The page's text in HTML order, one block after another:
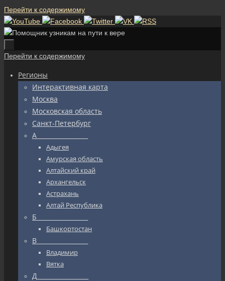
Перейти к содержимому
Перейти к содержимому
Регионы
Интерактивная карта
Москва
Московская область
Санкт-Петербург
А_________________
Адыгея
Амурская область
Алтайский край
Архангельск
Астрахань
Алтай Республика
Б_________________
Башкортостан
В_________________
Владимир
Вятка
Д_________________